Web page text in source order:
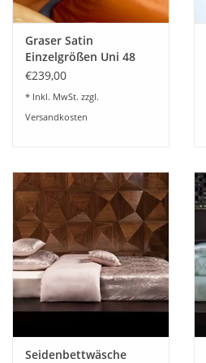
Graser Satin
Einzelgrößen Uni 48
Farben lieferbar
€239,00
* Inkl. MwSt. zzgl.
Versandkosten
Seidenbettwäsche